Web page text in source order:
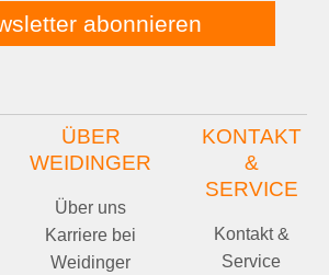
abonnieren
ÜBER
WEIDINGER
Über uns
Karriere bei
Weidinger
KONTAKT
&
SERVICE
Kontakt &
Service